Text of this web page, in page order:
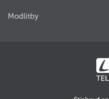
Modlitby